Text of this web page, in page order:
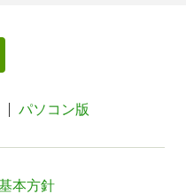
パソコン版
本方針